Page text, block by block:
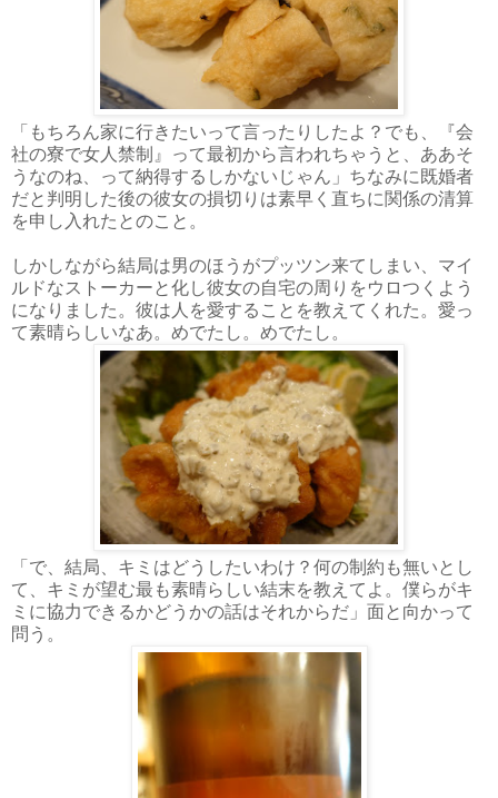
「もちろん家に行きたいって言ったりしたよ？でも、『会
社の寮で女人禁制』って最初から言われちゃうと、ああそ
うなのね、って納得するしかないじゃん」ちなみに既婚者
だと判明した後の彼女の損切りは素早く直ちに関係の清算
を申し入れたとのこと。
しかしながら結局は男のほうがプッツン来てしまい、マイ
ルドなストーカーと化し彼女の自宅の周りをウロつくよう
になりました。彼は人を愛することを教えてくれた。愛っ
て素晴らしいなあ。めでたし。めでたし。
「で、結局、キミはどうしたいわけ？何の制約も無いとし
て、キミが望む最も素晴らしい結末を教えてよ。僕らがキ
ミに協力できるかどうかの話はそれからだ」面と向かって
問う。